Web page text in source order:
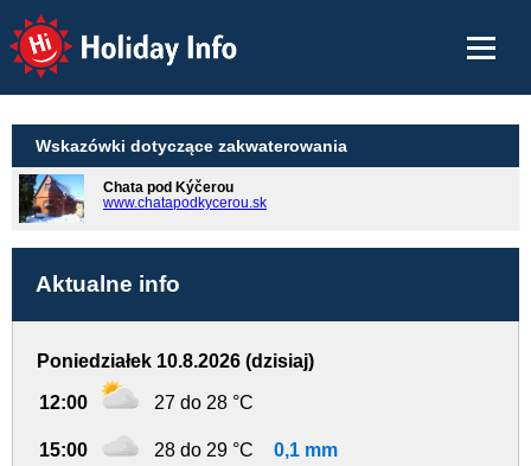
Holiday Info
Wskazówki dotyczące zakwaterowania
Chata pod Kýčerou
www.chatapodkycerou.sk
Aktualne info
Poniedziałek 10.8.2026 (dzisiaj)
12:00 27 do 28 °C
15:00 28 do 29 °C 0,1 mm